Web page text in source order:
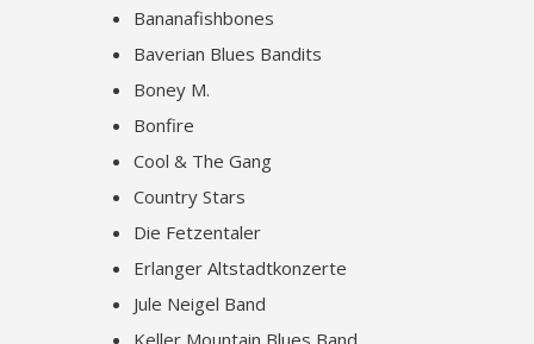
Bananafishbones
Baverian Blues Bandits
Boney M.
Bonfire
Cool & The Gang
Country Stars
Die Fetzentaler
Erlanger Altstadtkonzerte
Jule Neigel Band
Keller Mountain Blues Band